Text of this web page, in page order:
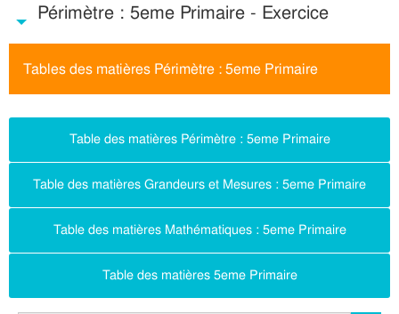
Périmètre : 5eme Primaire - Exercice
Tables des matières Périmètre : 5eme Primaire
Table des matières Périmètre : 5eme Primaire
Table des matières Grandeurs et Mesures : 5eme Primaire
Table des matières Mathématiques : 5eme Primaire
Table des matières 5eme Primaire